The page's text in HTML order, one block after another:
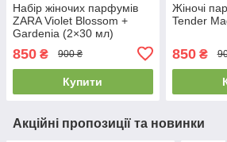
Набір жіночих парфумів
ZARA Violet Blossom +
Gardenia (2×30 мл)
850 ₴ 900 ₴
Купити
Жіночі
Tender
850₴
Акційні пропозиції та новинки